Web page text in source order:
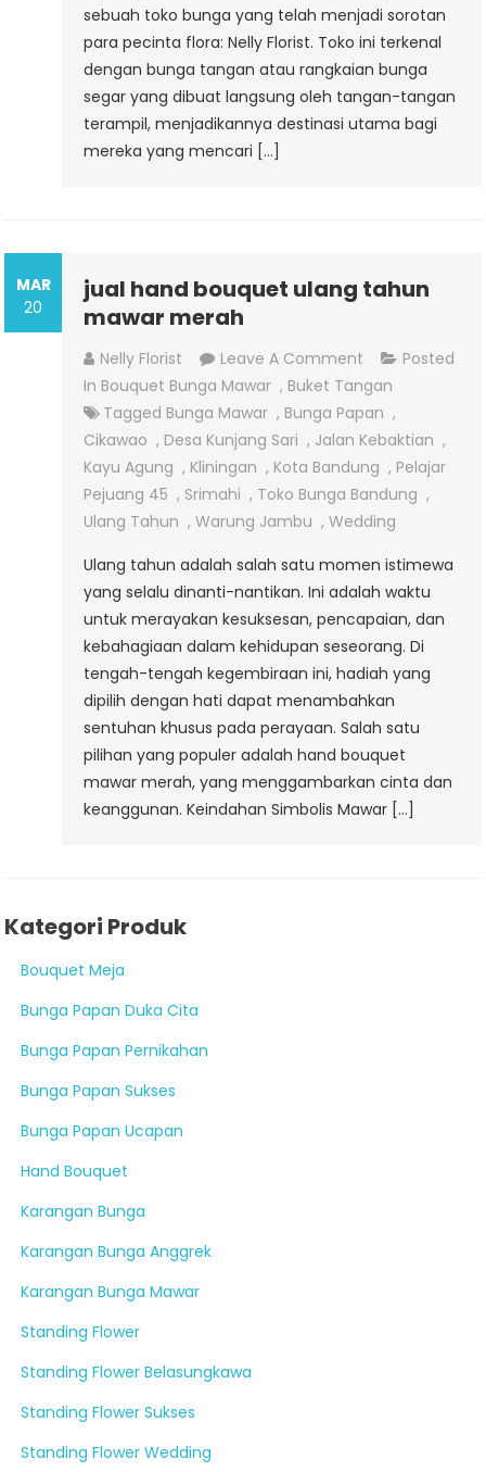
sebuah toko bunga yang telah menjadi sorotan
para pecinta flora: Nelly Florist. Toko ini terkenal
dengan bunga tangan atau rangkaian bunga
segar yang dibuat langsung oleh tangan-tangan
terampil, menjadikannya destinasi utama bagi
mereka yang mencari […]
MAR
20
jual hand bouquet ulang tahun
mawar merah
Nelly Florist Leave A Comment On
Jual
Hand
Bouquet
Ulang
Tahun
Mawar
Posted
In Bouquet Bunga Mawar , Buket Tangan
Tagged Bunga Mawar , Bunga Papan ,
Cikawao , Desa Kunjang Sari , Jalan Kebaktian ,
Kayu Agung , Kliningan , Kota Bandung , Pelajar
Pejuang 45 , Srimahi , Toko Bunga Bandung ,
Ulang Tahun ,Warung Jambu ,Wedding
Ulang tahun adalah salah satu momen istimewa
yang selalu dinanti-nantikan. Ini adalah waktu
untuk merayakan kesuksesan, pencapaian, dan
kebahagiaan dalam kehidupan seseorang. Di
tengah-tengah kegembiraan ini, hadiah yang
dipilih dengan hati dapat menambahkan
sentuhan khusus pada perayaan. Salah satu
pilihan yang populer adalah hand bouquet
mawar merah, yang menggambarkan cinta dan
keanggunan. Keindahan Simbolis Mawar […]
Kategori Produk
Bouquet Meja
Bunga Papan Duka Cita
Bunga Papan Pernikahan
Bunga Papan Sukses
Bunga Papan Ucapan
Hand Bouquet
Karangan Bunga
Karangan Bunga Anggrek
Karangan Bunga Mawar
Standing Flower
Standing Flower Belasungkawa
Standing Flower Sukses
Standing Flower Wedding